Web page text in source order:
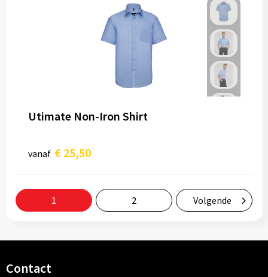
Utimate Non-Iron Shirt
vanaf € 25,50
1 2 Volgende
Contact